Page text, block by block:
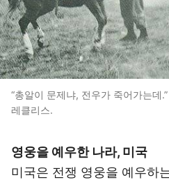
“총알이 문제냐, 전우가 죽어가는데
레클리스.
영웅을 예우한 나라, 미국
미국은 전쟁 영웅을 예우하